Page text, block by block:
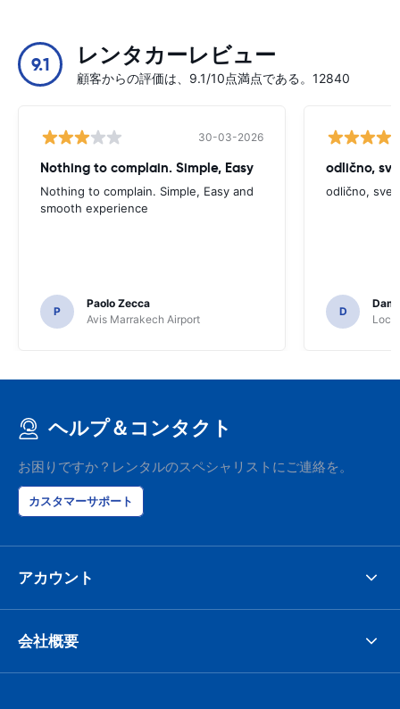
9.1 レンタカーレビュー
顧客からの評価は、9.1/10点満点である。12840
30-03-2026
Nothing to complain. Simple, Easy
Nothing to complain. Simple, Easy and
smooth experience
P
Paolo Zecca
Avis Marrakech Airport
odlično,
odlično, sve
D
ヘルプ＆コンタクト
お困りですか？レンタルのスペシャリストにご連絡を。
カスタマーサポート
アカウント
会社概要